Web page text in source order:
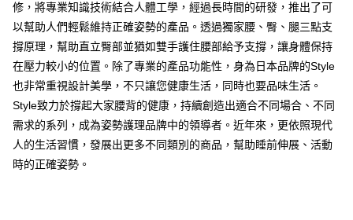
修，將專業知識技術結合人體工學，經過長時間的研發，推出了可
以幫助人們輕鬆維持正確姿勢的產品。透過獨家腰、臀、腿三點支
撐原理，幫助直立臀部並猶如雙手護住腰部給予支撐，讓身體保持
在壓力較小的位置。除了專業的產品功能性，身為日本品牌的Style
也非常重視設計美學，不只讓您健康生活，同時也要品味生活。
Style致力於撐起大家腰背的健康，持續創造出適合不同場合、不同
需求的系列，成為姿勢護理品牌中的領導者。近年來，更依照現代
人的生活習慣，發展出更多不同類別的商品，幫助睡前伸展、活動
時的正確姿勢。